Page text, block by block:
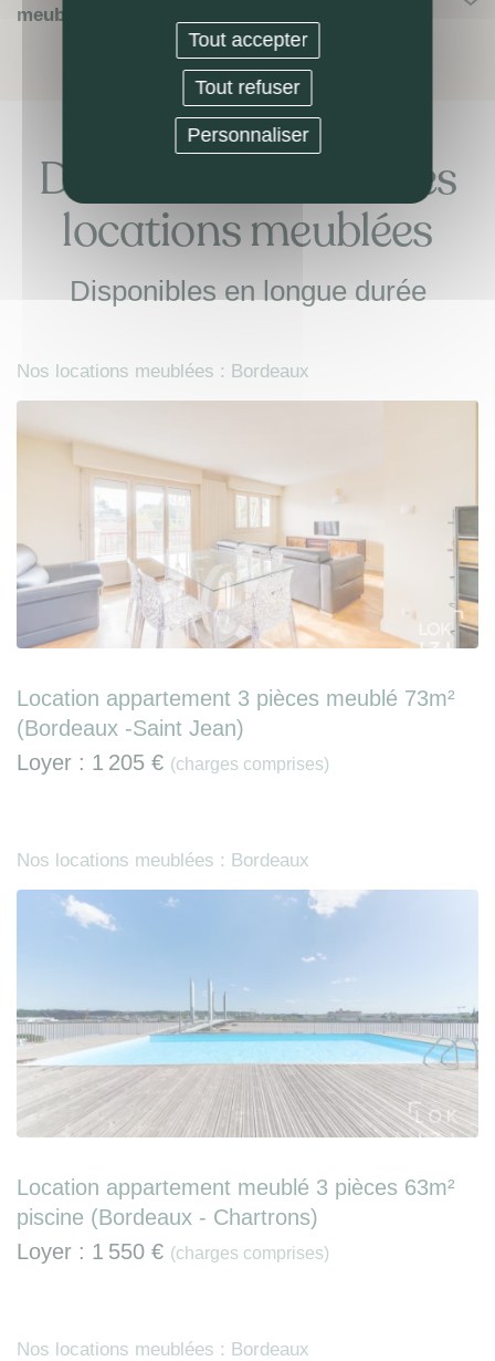
meublée (ou autre sinistre) ?
Découvrez nos autres
locations meublées
Disponibles en longue durée
Nos locations meublées : Bordeaux
Location appartement 3 pièces meublé 73m²
(Bordeaux -Saint Jean)
Loyer : 1 205 € (charges comprises)
Nos locations meublées : Bordeaux
Location appartement meublé 3 pièces 63m²
piscine (Bordeaux - Chartrons)
Loyer : 1 550 € (charges comprises)
Nos locations meublées : Bordeaux
Tout accepter
Tout refuser
Personnaliser